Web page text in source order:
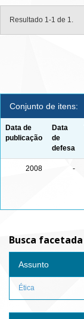
Resultado 1-1 de 1.
Conjunto de itens:
Data de
publicação
Data
de
defesa
2008 -
Busca facetada
Assunto
Ética